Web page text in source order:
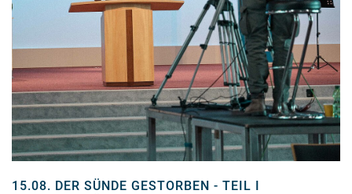
15.08. DER SÜNDE GESTORBEN - TEIL I